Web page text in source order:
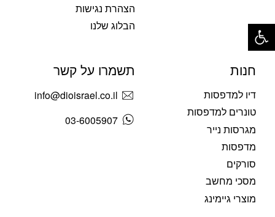
הצהרת נגישות
הבלוג שלנו
חנות
דיו למדפסות
טונרים למדפסות
מגרסות נייר
מדפסות
סורקים
מסכי מחשב
מוצרי גיימינג
תשמרו על קשר
info@dioisrael.co.il
03-6005907
פתח סרגל נגישות